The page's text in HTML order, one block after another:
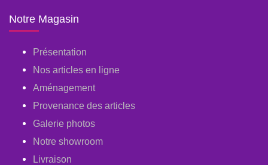
Notre Magasin
Présentation
Nos articles en ligne
Aménagement
Provenance des articles
Galerie photos
Notre showroom
Livraison